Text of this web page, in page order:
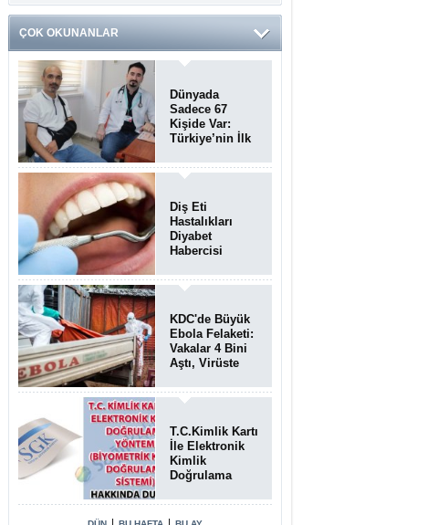
ÇOK OKUNANLAR
Dünyada
Sadece 67
Kişide Var:
Türkiye’nin İlk
Sendromu
Vakası
Teşhis Edildi
Diş Eti
Hastalıkları
Diyabet
Habercisi
Sağlığı Ve
Şeker
Yönlü Bağ
Kanıtlandı
KDC'de Büyük
Ebola Felaketi:
Vakalar 4 Bini
Aştı, Virüste
Şüphesi!
T.C.Kimlik Kartı
İle Elektronik
Kimlik
Doğrulama
(Biyometrik
Kimlik